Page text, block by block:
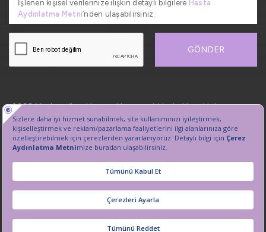
İşlenen kişisel verilerinize ilişkin detaylı bilgilere Hasta
Aydınlatma Metni’nden ulaşabilirsiniz.
GÖNDER
2026, VetAmerikan Hayvan Hastanesi. Her hakkı saklıdır.
Kişisel Verilerin Korunması
Sanal Tur
Çerez Tercihlerini Yönetin